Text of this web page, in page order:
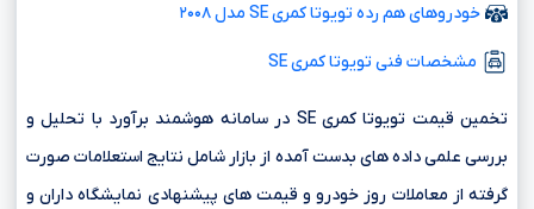
خودروهای هم رده تویوتا کمری SE مدل ۲۰۰۸
مشخصات فنی تویوتا کمری SE
تخمین قیمت تویوتا کمری SE در سامانه هوشمند برآورد با تحلیل و
بررسی علمی داده های بدست آمده از بازار شامل نتایج استعلامات صورت
گرفته از معاملات روز خودرو و قیمت های پیشنهادی نمایشگاه داران و